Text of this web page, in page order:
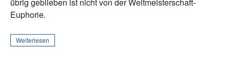
Euphorie.
Weiterlesen